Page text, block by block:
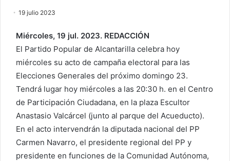
19 julio 2023
Miércoles, 19 jul. 2023. REDACCIÓN
El Partido Popular de Alcantarilla celebra hoy
miércoles su acto de campaña electoral para las
Elecciones Generales del próximo domingo 23.
Tendrá lugar hoy miércoles a las 20:30 h. en el Centro
de Participación Ciudadana, en la plaza Escultor
Anastasio Valcárcel (junto al parque del Acueducto).
En el acto intervendrán la diputada nacional del PP
Carmen Navarro, el presidente regional del PP y
presidente en funciones de la Comunidad Autónoma,